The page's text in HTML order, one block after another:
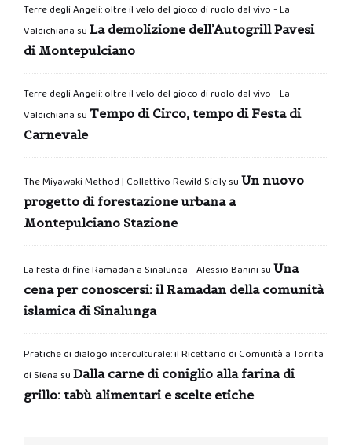
Terre degli Angeli: oltre il velo del gioco di ruolo dal vivo - La
Valdichiana su La demolizione dell’Autogrill Pavesi
di Montepulciano
Terre degli Angeli: oltre il velo del gioco di ruolo dal vivo - La
Valdichiana su Tempo di Circo, tempo di Festa di
Carnevale
The Miyawaki Method | Collettivo Rewild Sicilysu Un nuovo
progetto di forestazione urbana a
Montepulciano Stazione
La festa di fine Ramadan a Sinalunga - Alessio Banini su Una
cena per conoscersi: il Ramadan della comunità
islamica di Sinalunga
Pratiche di dialogo interculturale: il Ricettario di Comunità a Torrita
di Siena su Dalla carne di coniglio alla farina di
grillo: tabù alimentari e scelte etiche